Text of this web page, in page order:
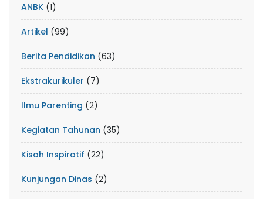
ANBK (1)
Artikel (99)
Berita Pendidikan (63)
Ekstrakurikuler (7)
Ilmu Parenting (2)
Kegiatan Tahunan (35)
Kisah Inspiratif (22)
Kunjungan Dinas (2)